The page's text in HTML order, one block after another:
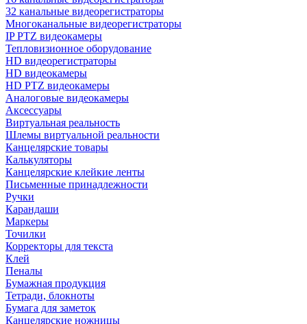
32 канальные видеорегистраторы
Многоканальные видеорегистраторы
IP PTZ видеокамеры
Тепловизионное оборудование
HD видеорегистраторы
HD видеокамеры
HD PTZ видеокамеры
Аналоговые видеокамеры
Аксессуары
Виртуальная реальность
Шлемы виртуальной реальности
Канцелярские товары
Калькуляторы
Канцелярские клейкие ленты
Письменные принадлежности
Ручки
Карандаши
Маркеры
Точилки
Корректоры для текста
Клей
Пеналы
Бумажная продукция
Тетради, блокноты
Бумага для заметок
Канцелярские ножницы